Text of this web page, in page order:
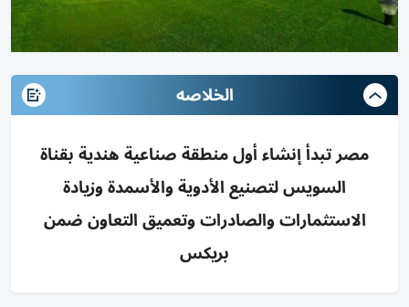
الخلاصه
مصر تبدأ إنشاء أول منطقة صناعية هندية بقناة
السويس لتصنيع الأدوية والأسمدة وزيادة
الاستثمارات والصادرات وتعميق التعاون ضمن
بريكس